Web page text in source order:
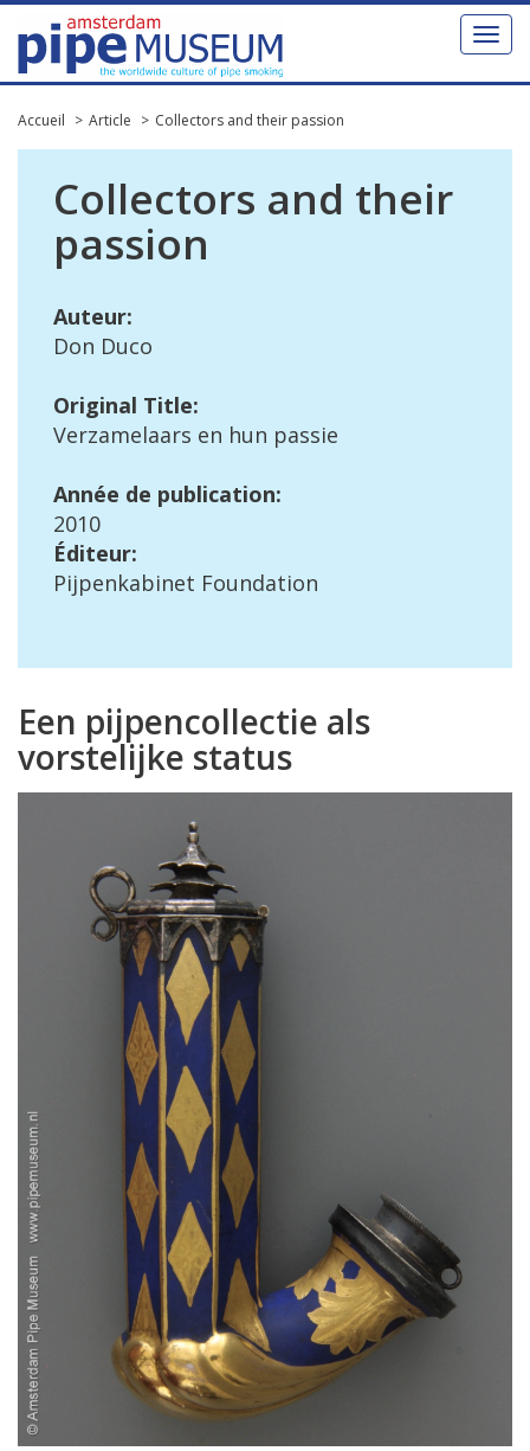
Toggle
Accueil Article Collectors and their passion
Collectors and their
passion
Auteur:
Don Duco
Original Title:
Verzamelaars en hun passie
Année de publication:
2010
Éditeur:
Pijpenkabinet Foundation
Een pijpencollectie als
vorstelijke status